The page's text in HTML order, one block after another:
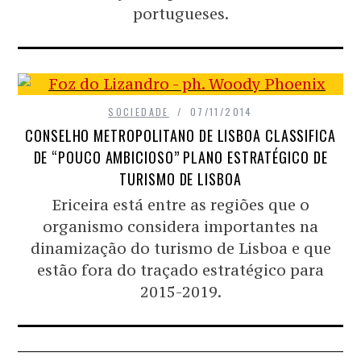
portugueses.
SOCIEDADE 07/11/2014
CONSELHO METROPOLITANO DE LISBOA CLASSIFICA
DE “POUCO AMBICIOSO” PLANO ESTRATÉGICO DE
TURISMO DE LISBOA
Ericeira está entre as regiões que o
organismo considera importantes na
dinamização do turismo de Lisboa e que
estão fora do traçado estratégico para
2015-2019.